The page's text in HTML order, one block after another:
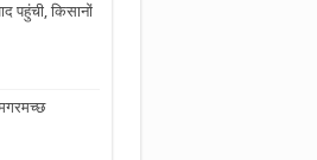
पहुंची, किसानों